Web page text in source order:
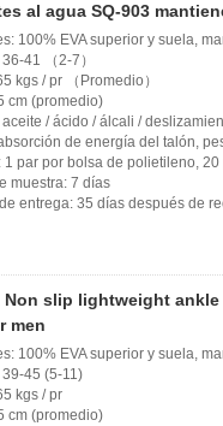
al agua SQ-903
100% EVA superior y suela,
41 （2-7）
kgs / pr （Promedio）
cm (promedio)
/ ácido / álcali /
de energía del talón,
1 par por bolsa de polietileno,
muestra: 7 días
entrega: 35 días después de
Non slip lightweight
men
100% EVA superior y suela,
45 (5-11)
kgs / pr
cm (promedio)